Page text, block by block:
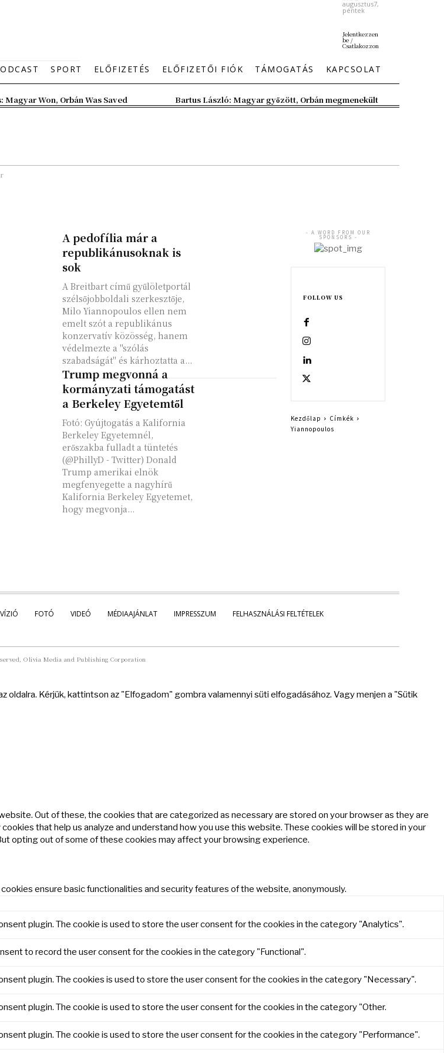
augusztus7,
péntek
Jelentkezzen
be /
Csatlakozzon
SPORT ELŐFIZETÉS ELŐFIZETŐI FIÓK TÁMOGATÁS KAPCSOLAT
Magyar Won, Orbán Was Saved Bartus László: Magyar győzött, Orbán megmenekült
A pedofília már a
republikánusoknak is
sok
A Breitbart című gyűlöletportál
szélsőjobboldali szerkesztője,
Milo Yiannopoulos ellen nem
emelt szót a republikánus
konzervatív közösség, hanem
védelmezte a "szólás
szabadságát" és kárhoztatta a...
Trump megvonná a
kormányzati támogatást
a Berkeley Egyetemtől
Fotó: Gyújtogatás a Kalifornia
Berkeley Egyetemnél,
erőszakba fulladt a tüntetés
(@PhillyD - Twitter) Donald
Trump amerikai elnök
megfenyegette a nagyhírű
Kalifornia Berkeley Egyetemet,
hogy megvonja...
- A WORD FROM OUR
SPONSORS -
FOLLOW US
Kezdőlap
Címkék
Yiannopoulos
FOTÓ VIDEÓ MÉDIAAJÁNLAT IMPRESSZUM FELHASZNÁLÁSI FELTÉTELEK
Olivia Media and Publishing Corporation
Kérjük, kattintson az "Elfogadom" gombra valamennyi süti elfogadásához. Vagy menjen a "Sütik
Out of these, the cookies that are categorized as necessary are stored on your browser as they are
that help us analyze and understand how you use this website. These cookies will be stored in your
opting out of some of these cookies may affect your browsing experience.
ensure basic functionalities and security features of the website, anonymously.
plugin. The cookie is used to store the user consent for the cookies in the category "Analytics".
to record the user consent for the cookies in the category "Functional".
plugin. The cookies is used to store the user consent for the cookies in the category "Necessary".
plugin. The cookie is used to store the user consent for the cookies in the category "Other.
plugin. The cookie is used to store the user consent for the cookies in the category "Performance".